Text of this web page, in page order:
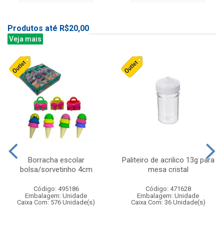
Produtos até R$20,00
Veja mais
Borracha escolar
bolsa/sorvetinho 4cm
Código: 495186
Embalagem: Unidade
Caixa Com: 576 Unidade(s)
Paliteiro de acrilico 13g para
mesa cristal
Código: 471628
Embalagem: Unidade
Caixa Com: 36 Unidade(s)